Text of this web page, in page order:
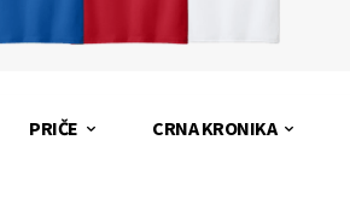
PRIČE CRNA KRONIKA